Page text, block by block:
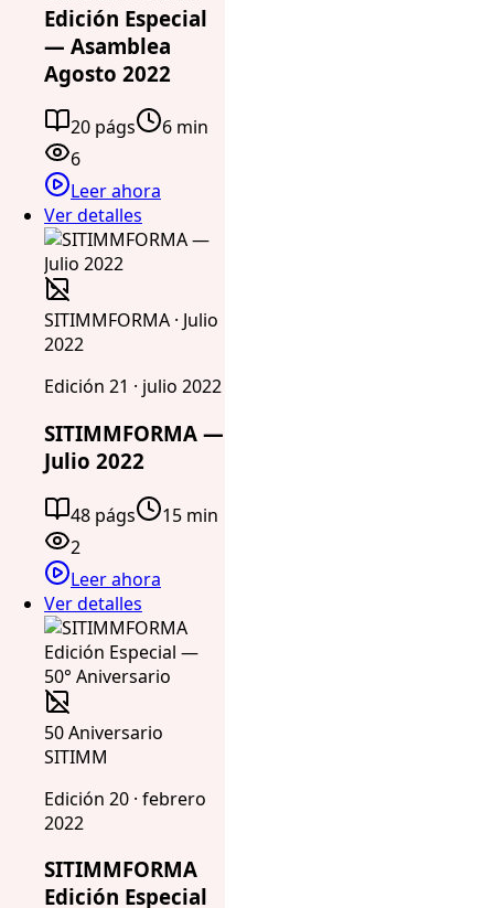
Edición Especial
— Asamblea
Agosto 2022
20 págs
6 min
6
Leer ahora
Ver detalles
SITIMMFORMA · Julio
2022
Edición 21 · julio 2022
SITIMMFORMA —
Julio 2022
48 págs
15 min
2
Leer ahora
Ver detalles
50 Aniversario
SITIMM
Edición 20 · febrero
2022
SITIMMFORMA
Edición Especial